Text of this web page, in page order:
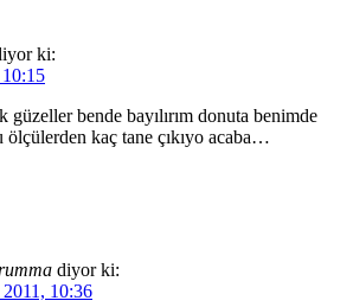
ki:
güzeller bende bayılırım donuta benimde
kaç tane çıkıyo acaba…
diyor ki:
2011, 10:36